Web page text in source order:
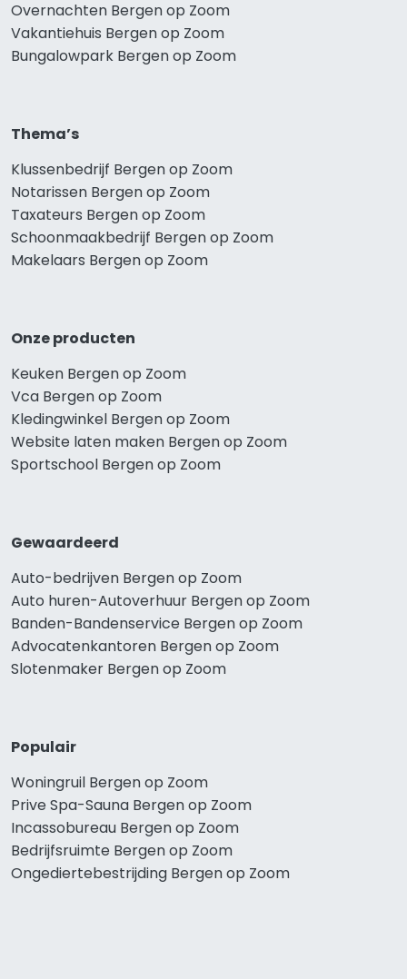
Overnachten Bergen op Zoom
Vakantiehuis Bergen op Zoom
Bungalowpark Bergen op Zoom
Thema’s
Klussenbedrijf Bergen op Zoom
Notarissen Bergen op Zoom
Taxateurs Bergen op Zoom
Schoonmaakbedrijf Bergen op Zoom
Makelaars Bergen op Zoom
Onze producten
Keuken Bergen op Zoom
Vca Bergen op Zoom
Kledingwinkel Bergen op Zoom
Website laten maken Bergen op Zoom
Sportschool Bergen op Zoom
Gewaardeerd
Auto-bedrijven Bergen op Zoom
Auto huren-Autoverhuur Bergen op Zoom
Banden-Bandenservice Bergen op Zoom
Advocatenkantoren Bergen op Zoom
Slotenmaker Bergen op Zoom
Populair
Woningruil Bergen op Zoom
Prive Spa-Sauna Bergen op Zoom
Incassobureau Bergen op Zoom
Bedrijfsruimte Bergen op Zoom
Ongediertebestrijding Bergen op Zoom